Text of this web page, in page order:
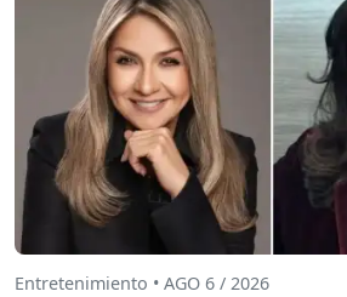
Entretenimiento • AGO 6 / 2026